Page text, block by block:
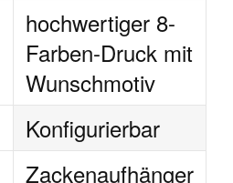
hochwertiger 8-
Farben-Druck mit
Wunschmotiv
Konfigurierbar
Zackenaufhänger